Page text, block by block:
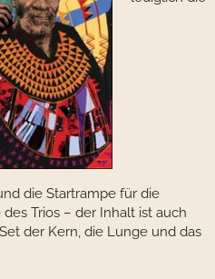
die Startrampe für die
Trios – der Inhalt ist auch
der Kern, die Lunge und das